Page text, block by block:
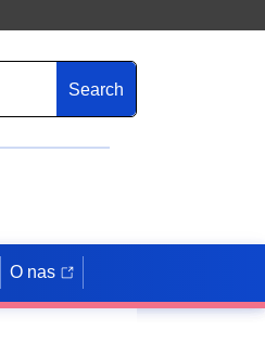
Search
O nas